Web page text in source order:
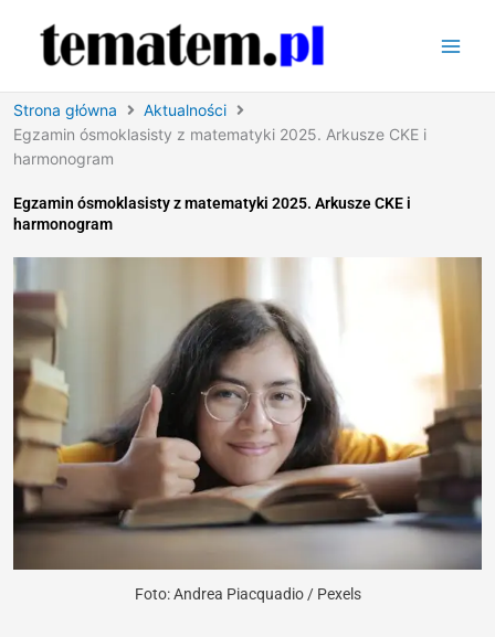
Strona główna
Aktualności
Egzamin ósmoklasisty z matematyki 2025. Arkusze CKE i
harmonogram
Egzamin ósmoklasisty z matematyki 2025. Arkusze CKE i
harmonogram
Foto: Andrea Piacquadio / Pexels